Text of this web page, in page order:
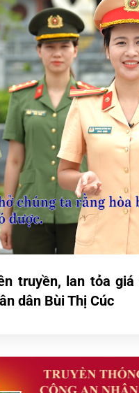
truyền, lan tỏa
dân Bùi Thị Cúc